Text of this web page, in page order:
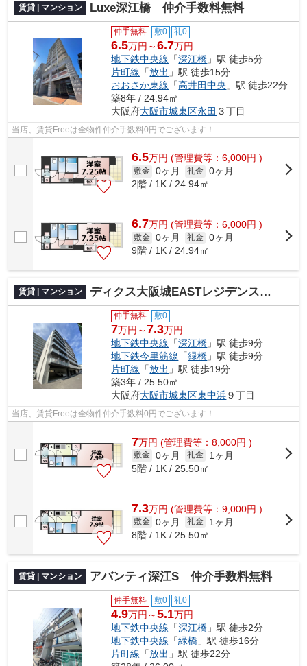
賃貸 | マンション Luxe深江橋 仲介手数料無料
仲手無料 敷0 礼0
6.5万円～6.7万円
地下鉄中央線 「深江橋 」駅 徒歩5分
片町線 「放出 」駅 徒歩15分
おおさか東線 「高井田中央 」駅 徒歩22分
築8年 / 24.94㎡
大阪府大阪市城東区永田 ３丁目
当店、賃貸Freeは全物件仲介手数料0円でございます！
6.5万円 (管理費等：6,000円 )
敷金 0ヶ月 礼金 0ヶ月
2階 / 1K / 24.94㎡
6.7万円 (管理費等：6,000円 )
敷金 0ヶ月 礼金 0ヶ月
9階 / 1K / 24.94㎡
賃貸 | マンション ディクス大阪城EASTレジデンス 仲介手数料無料
仲手無料 敷0
7万円～7.3万円
地下鉄中央線 「深江橋 」駅 徒歩9分
地下鉄今里筋線 「緑橋 」駅 徒歩9分
片町線 「放出 」駅 徒歩19分
築3年 / 25.50㎡
大阪府大阪市城東区東中浜９丁目
当店、賃貸Freeは全物件仲介手数料0円でございます！
7万円 (管理費等：8,000円 )
敷金 0ヶ月 礼金
1ヶ月
5階 / 1K / 25.50㎡
7.3万円 (管理費等：9,000円 )
敷金 0ヶ月 礼金
1ヶ月
8階 / 1K / 25.50㎡
賃貸 | マンション アバンティ深江S 仲介手数料無料
仲手無料 敷0 礼0
4.9万円～5.1万円
地下鉄中央線 「深江橋 」駅 徒歩2分
地下鉄中央線 「緑橋 」駅 徒歩16分
片町線 「放出 」駅 徒歩22分